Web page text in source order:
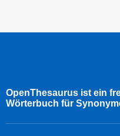
OpenThesaurus ist ein
Wörterbuch für